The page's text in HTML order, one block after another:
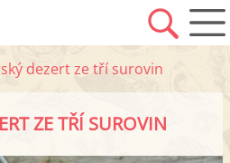
dezert ze tří surovin
ZE TŘÍ SUROVIN